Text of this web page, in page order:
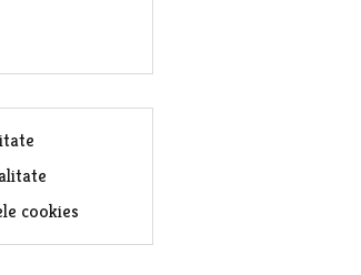
cookies